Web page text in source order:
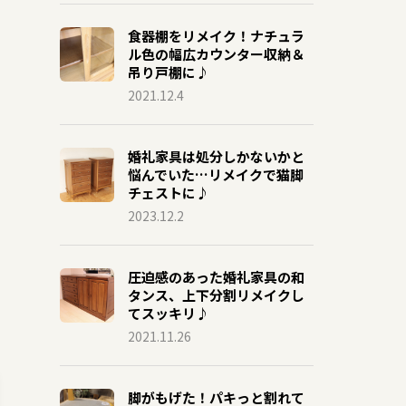
食器棚をリメイク！ナチュラ
ル色の幅広カウンター収納＆
吊り戸棚に♪
2021.12.4
婚礼家具は処分しかないかと
悩んでいた…リメイクで猫脚
チェストに♪
2023.12.2
圧迫感のあった婚礼家具の和
タンス、上下分割リメイクし
てスッキリ♪
2021.11.26
脚がもげた！パキっと割れて